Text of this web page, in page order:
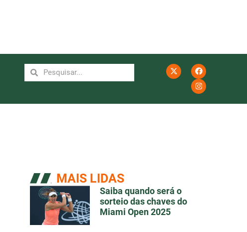
MAIS LIDAS
Saiba quando será o
sorteio das chaves do
Miami Open 2025